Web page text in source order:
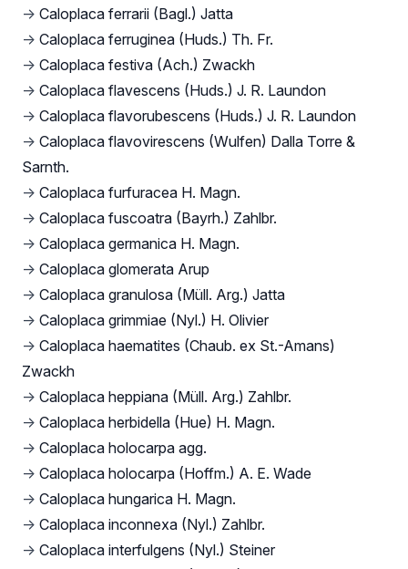
→ Caloplaca ferrarii (Bagl.) Jatta
→ Caloplaca ferruginea (Huds.) Th. Fr.
→ Caloplaca festiva (Ach.) Zwackh
→ Caloplaca flavescens (Huds.) J. R. Laundon
→ Caloplaca flavorubescens (Huds.) J. R. Laundon
→ Caloplaca flavovirescens (Wulfen) Dalla Torre &
Sarnth.
→ Caloplaca furfuracea H. Magn.
→ Caloplaca fuscoatra (Bayrh.) Zahlbr.
→ Caloplaca germanica H. Magn.
→ Caloplaca glomerata Arup
→ Caloplaca granulosa (Müll. Arg.) Jatta
→ Caloplaca grimmiae (Nyl.) H. Olivier
→ Caloplaca haematites (Chaub. ex St.-Amans)
Zwackh
→ Caloplaca heppiana (Müll. Arg.) Zahlbr.
→ Caloplaca herbidella (Hue) H. Magn.
→ Caloplaca holocarpa agg.
→ Caloplaca holocarpa (Hoffm.) A. E. Wade
→ Caloplaca hungarica H. Magn.
→ Caloplaca inconnexa (Nyl.) Zahlbr.
→ Caloplaca interfulgens (Nyl.) Steiner